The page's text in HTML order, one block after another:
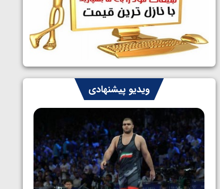
ایران چشم به راه چهار مدال در پنج وزن
دوم کشتی فرنگی نوجوانان جهان
1405/05/06
ویدیو پیشنهادی